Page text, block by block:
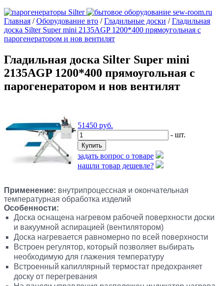
Главная /Оборудование вто /Гладильные доски /Гладильная
доска Silter Super mini 2135АGP 1200*400 прямоугольная с
парогенератором и нов вентилят
Гладильная доска Silter Super mini
2135АGP 1200*400 прямоугольная с
парогенератором и нов вентилят
51450 руб.
- шт.
задать вопрос о товаре
нашли товар дешевле?
Применение: внутрипроцессная и окончательная
температурная обработка изделий
Особенности:
Доска оснащена нагревом рабочей поверхности доски
и вакуумной аспирацией (вентилятором)
Доска нагревается равномерно по всей поверхности
Встроен регулятор, который позволяет выбирать
необходимую для глажения температуру
Встроенный капиллярный термостат предохраняет
доску от перегревания